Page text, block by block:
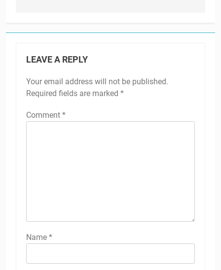
LEAVE A REPLY
Your email address will not be published.
Required fields are marked *
Comment *
Name *